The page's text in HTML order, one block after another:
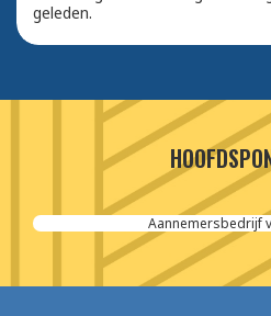
geleden.
Aannemersbedrijf